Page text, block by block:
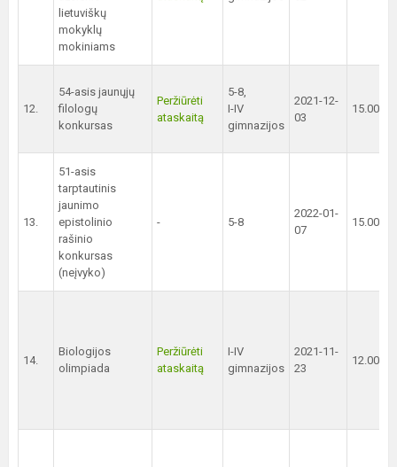
lietuviškų
mokyklų
mokiniams
12.
54-asis jaunųjų
filologų
konkursas
Peržiūrėti
ataskaitą
5-8,
I-IV
gimnazijos
2021-12-
03
15.00
13.
51-asis
tarptautinis
jaunimo
epistolinio
rašinio
konkursas
(neįvyko)
- 5-8
2022-01-
07
15.00
14.
Biologijos
olimpiada
Peržiūrėti
ataskaitą
I-IV
gimnazijos
2021-11-
23
12.00